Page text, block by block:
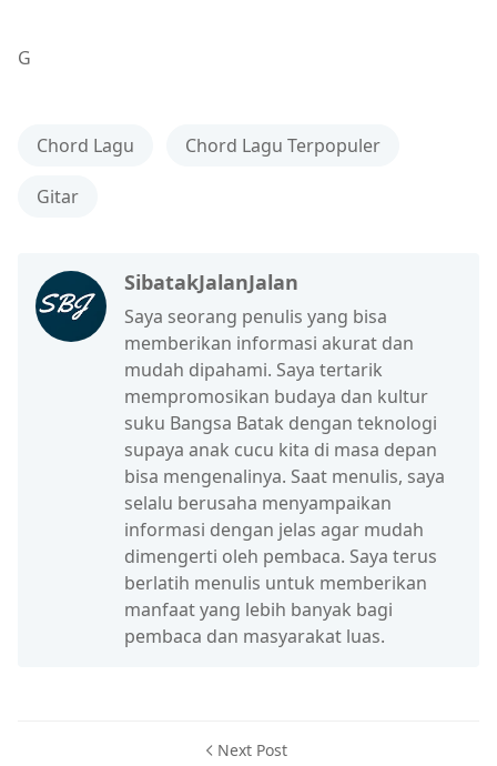
G
Chord Lagu Chord Lagu Terpopuler
Gitar
SibatakJalanJalan
Saya seorang penulis yang bisa
memberikan informasi akurat dan
mudah dipahami. Saya tertarik
mempromosikan budaya dan kultur
suku Bangsa Batak dengan teknologi
supaya anak cucu kita di masa depan
bisa mengenalinya. Saat menulis, saya
selalu berusaha menyampaikan
informasi dengan jelas agar mudah
dimengerti oleh pembaca. Saya terus
berlatih menulis untuk memberikan
manfaat yang lebih banyak bagi
pembaca dan masyarakat luas.
Next Post